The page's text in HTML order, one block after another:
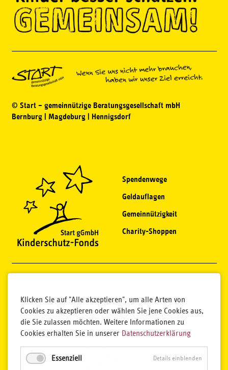
© Start – gemeinnützige Beratungsgesellschaft mbH
Bernburg | Magdeburg | Hennigsdorf
Spendenwege
Geldauflagen
Gemeinnützigkeit
Charity-Shoppen
Klicken Sie auf "Alle akzeptieren", um alle Arten von
Cookies zu akzeptieren oder wählen Sie jene Cookies aus,
die Sie zulassen möchten. Weitere Informationen zu
Cookies erhalten Sie in unserer Datenschutzerklärung
Essenziell Details einblenden